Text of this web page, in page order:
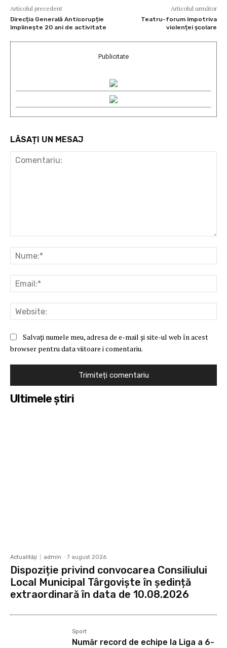
Articolul precedent
Direcția Generală Anticorupție
împlinește 20 ani de activitate
Articolul următor
Teatru-forum împotriva
violenței școlare
Publicitate
LĂSAȚI UN MESAJ
Salvați numele meu, adresa de e-mail și site-ul web în acest
browser pentru data viitoare i comentariu.
Ultimele ştiri
Actualităţi admin - 7 august 2026
Dispoziție privind convocarea Consiliului
Local Municipal Târgoviște în ședință
extraordinară în data de 10.08.2026
Sport
Număr record de echipe la Liga a 6-